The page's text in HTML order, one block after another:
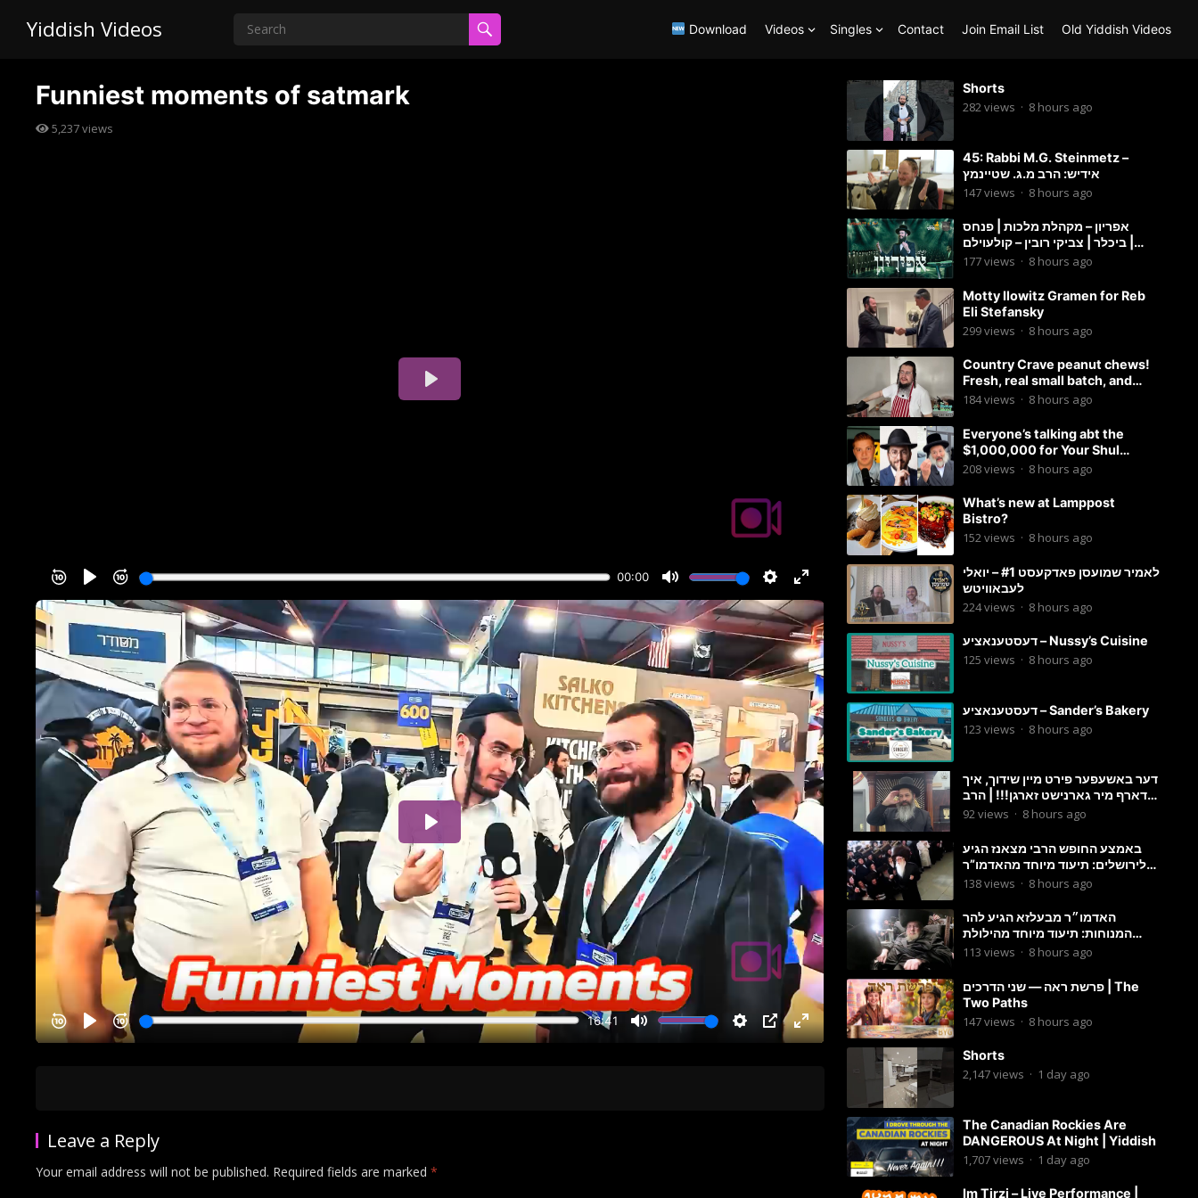
Yiddish Videos Download Videos Singles Contact Join Email List Old Yiddish Videos
Funniest moments of satmark
5,237views
Leave a Reply
Your email address will not be published. Required fields are marked*
Shorts
282views · 8 hours ago
45: Rabbi M.G. Steinmetz –
אידיש: הרב מ.ג. שטיינמץ
147views · 8 hours ago
אפריון – מקהלת מלכות | פנחס
ביכלר | צביקי רובין – קולעוילם |
Malchus Choir, Tzviki Rubin
177views · 8 hours ago
Motty Ilowitz Gramen for Reb
Eli Stefansky
299views · 8 hours ago
Country Crave peanut chews!
Fresh, real small batch, and
soft! – Status Island
184views · 8 hours ago
Everyone’s talking abt the
$1,000,000 for Your Shul
Tosfos Yom Tov “No Talking by
208views · 8 hours ago
What’s new at Lamppost
Bistro?
152views · 8 hours ago
לאמיר שמועסן פאדקעסט #1 – יואלי
לעבאוויטש
224views · 8 hours ago
דעסטענאציע – Nussy’s Cuisine
125 views · 8 hours ago
דעסטענאציע – Sander’s Bakery
123 views · 8 hours ago
דער באשעפער פירט מיין שידוך, איך
דארף מיר גארנישט זארגן!!! | הרב
מענדל ווייס
92views · 8 hours ago
באמצע החופש הרבי מצאנז הגיע
לירושלים: תיעוד מיוחד מהאדמו”ר
בריקוד המצווה טאנץ בשמחת בית
138views · 8 hours ago
האדמו״ר מבעלזא הגיע להר
המנוחות: תיעוד מיוחד מהילולת
הרה״ק רבי אהרון מבעלזא זי״ע
113 views · 8 hours ago
פרשת ראה — שני הדרכים | The
Two Paths
147views · 8 hours ago
Shorts
2,147views · 1 day ago
The Canadian Rockies Are
DANGEROUS At Night | Yiddish
1,707views · 1 day ago
Im Tirzi – Live Performance |